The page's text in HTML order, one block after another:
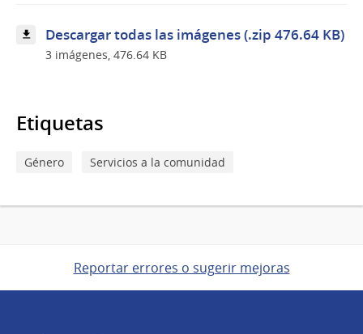
Descargar todas las imágenes (.zip 476.64 KB)
3 imágenes, 476.64 KB
Etiquetas
Género Servicios a la comunidad
Reportar errores o sugerir mejoras